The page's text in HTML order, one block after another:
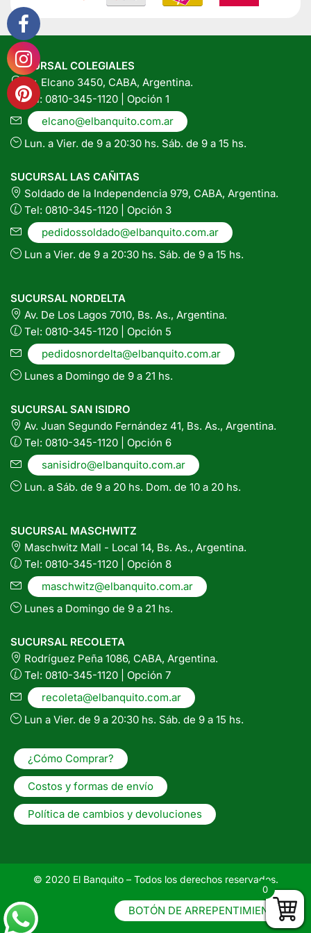
SUCURSAL COLEGIALES
Av. Elcano 3450, CABA, Argentina.
Tel: 0810-345-1120 | Opción 1
elcano@elbanquito.com.ar
Lun. a Vier. de 9 a 20:30 hs. Sáb. de 9 a 15 hs.
SUCURSAL LAS CAÑITAS
Soldado de la Independencia 979, CABA, Argentina.
Tel: 0810-345-1120 | Opción 3
pedidossoldado@elbanquito.com.ar
Lun a Vier. de 9 a 20:30 hs. Sáb. de 9 a 15 hs.
SUCURSAL NORDELTA
Av. De Los Lagos 7010, Bs. As., Argentina.
Tel: 0810-345-1120 | Opción 5
pedidosnordelta@elbanquito.com.ar
Lunes a Domingo de 9 a 21 hs.
SUCURSAL SAN ISIDRO
Av. Juan Segundo Fernández 41, Bs. As., Argentina.
Tel: 0810-345-1120 | Opción 6
sanisidro@elbanquito.com.ar
Lun. a Sáb. de 9 a 20 hs. Dom. de 10 a 20 hs.
SUCURSAL MASCHWITZ
Maschwitz Mall - Local 14, Bs. As., Argentina.
Tel: 0810-345-1120 | Opción 8
maschwitz@elbanquito.com.ar
Lunes a Domingo de 9 a 21 hs.
SUCURSAL RECOLETA
Rodríguez Peña 1086, CABA, Argentina.
Tel: 0810-345-1120 | Opción 7
recoleta@elbanquito.com.ar
Lun a Vier. de 9 a 20:30 hs. Sáb. de 9 a 15 hs.
¿Cómo Comprar?
Costos y formas de envío
Política de cambios y devoluciones
© 2020 El Banquito – Todos los derechos reservados.
BOTÓN DE ARREPENTIMIENTO
0